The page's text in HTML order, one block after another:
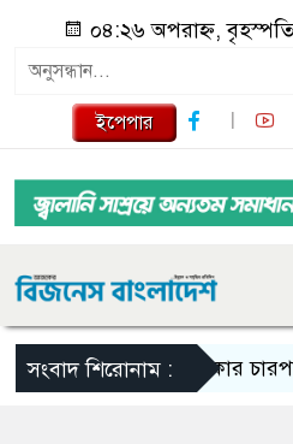
০৪:২৬ অপরাহ্ন,
ইপেপার
সংবাদ শিরোনাম :ঢাকার চারপাশের